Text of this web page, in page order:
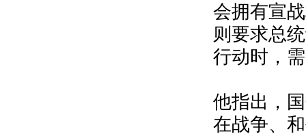
会拥有宣
则要求总
行动时，
他指出，
在战争、